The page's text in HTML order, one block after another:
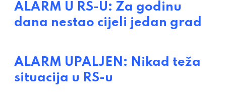
ALARM U RS-U: Za godinu
dana nestao cijeli jedan grad
ALARM UPALJEN: Nikad teža
situacija u RS-u